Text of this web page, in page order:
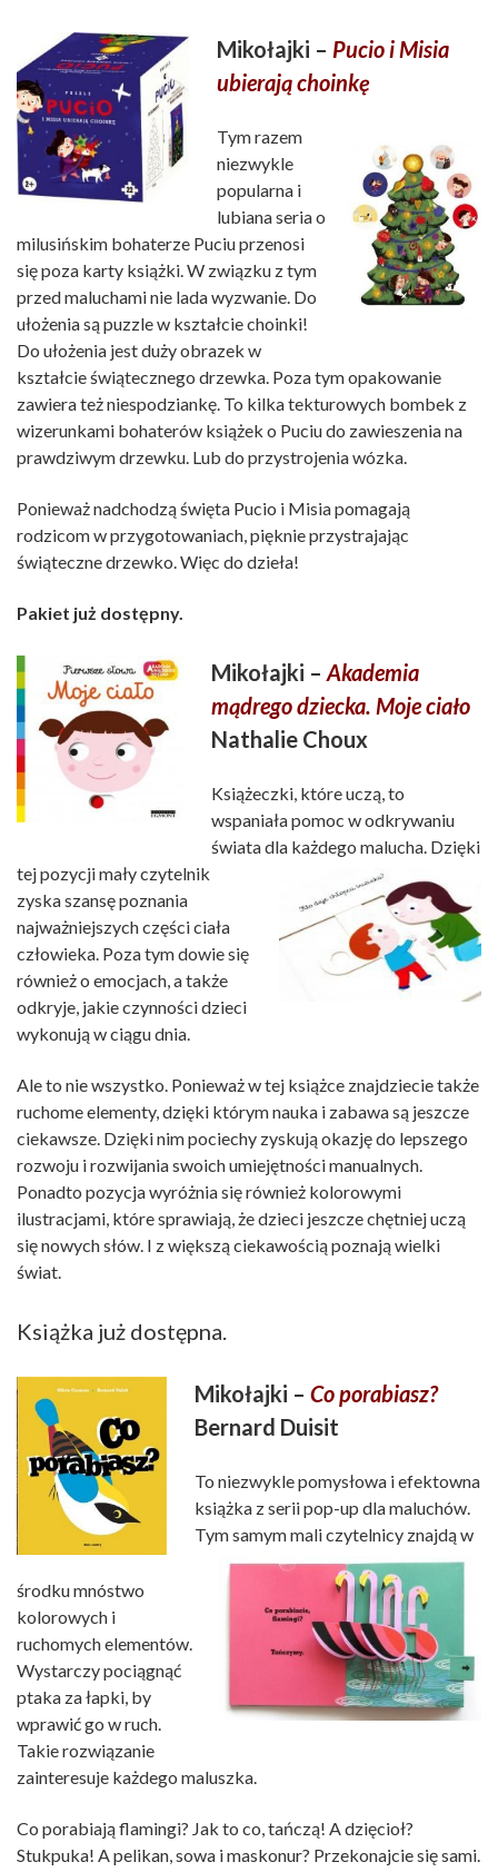
Mikołajki – Pucio i Misia
ubierają choinkę
Tym razem
niezwykle
popularna i
lubiana seria o
milusińskim bohaterze Puciu przenosi
się poza karty książki. W związku z tym
przed maluchami nie lada wyzwanie. Do
ułożenia są puzzle w kształcie choinki!
Do ułożenia jest duży obrazek w
kształcie świątecznego drzewka. Poza tym opakowanie
zawiera też niespodziankę. To kilka tekturowych bombek z
wizerunkami bohaterów książek o Puciu do zawieszenia na
prawdziwym drzewku. Lub do przystrojenia wózka.
Ponieważ nadchodzą święta Pucio i Misia pomagają
rodzicom w przygotowaniach, pięknie przystrajając
świąteczne drzewko. Więc do dzieła!
Pakiet już dostępny.
Mikołajki – Akademia
mądrego dziecka. Moje ciało
Nathalie Choux
Książeczki, które uczą, to
wspaniała pomoc w odkrywaniu
świata dla każdego malucha. Dzięki
tej pozycji małyczytelnik
zyska szansę poznania
najważniejszych części ciała
człowieka. Poza tym dowie się
również o emocjach, a także
odkryje, jakie czynności dzieci
wykonują w ciągu dnia.
Ale to nie wszystko. Ponieważ w tej książce znajdziecie także
ruchome elementy, dzięki którym nauka i zabawa są jeszcze
ciekawsze. Dzięki nim pociechy zyskują okazję do lepszego
rozwoju i rozwijania swoich umiejętności manualnych.
Ponadto pozycja wyróżnia się również kolorowymi
ilustracjami, które sprawiają, że dzieci jeszcze chętniej uczą
się nowych słów. I z większą ciekawością poznają wielki
świat.
Książka już dostępna.
Mikołajki – Co porabiasz?
Bernard Duisit
To niezwykle pomysłowa i efektowna
książka z serii pop-up dla maluchów.
Tym samym mali czytelnicy znajdą w
środku mnóstwo
kolorowych i
ruchomych elementów.
Wystarczy pociągnąć
ptaka za łapki, by
wprawić go w ruch.
Takie rozwiązanie
zainteresuje każdego maluszka.
Co porabiają flamingi? Jak to co, tańczą! A dzięcioł?
Stukpuka! A pelikan, sowa i maskonur? Przekonajcie się sami.